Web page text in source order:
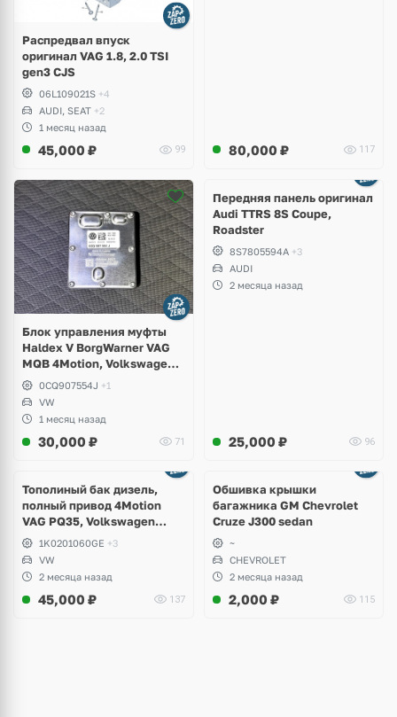
Распредвал впуск
оригинал VAG 1.8, 2.0 TSI
gen3 CJS
06L109021S +4
AUDI, SEAT +2
1 месяц назад
45,000 ₽ 99 80,000 ₽ 117
Блок управления муфты
Haldex V BorgWarner VAG
MQB 4Motion, Volkswagen
Tiguan
0CQ907554J +1
VW
1 месяц назад
30,000 ₽ 71
2 фото
Передняя панель оригинал
Audi TTRS 8S Coupe,
Roadster
8S7805594A +3
AUDI
2 месяца назад
25,000 ₽ 96
Тополиный бак дизель,
полный привод 4Motion
VAG PQ35, Volkswagen
Scirocco, Golf V, VI, Skoda
Yeti, Octavia A5, Superb,
Audi A3, Seat Altea
1K0201060GE +3
VW
2 месяца назад
45,000 ₽ 137
Обшивка крышки
багажника GM Chevrolet
Cruze J300 sedan
~
CHEVROLET
2 месяца назад
2,000 ₽ 115